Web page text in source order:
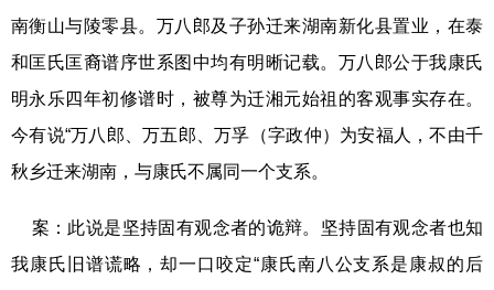
南衡山与陵零县。万八郎及子孙迁来湖南新化县置业，在泰
和匡氏匡裔谱序世系图中均有明晰记载。万八郎公于我康氏
明永乐四年初修谱时，被尊为迁湘元始祖的客观事实存在。
今有说“万八郎、万五郎、万孚（字政仲）为安福人，不由千
秋乡迁来湖南，与康氏不属同一个支系。
案：此说是坚持固有观念者的诡辩。坚持固有观念者也知
我康氏旧谱谎略，却一口咬定“康氏南八公支系是康叔的后